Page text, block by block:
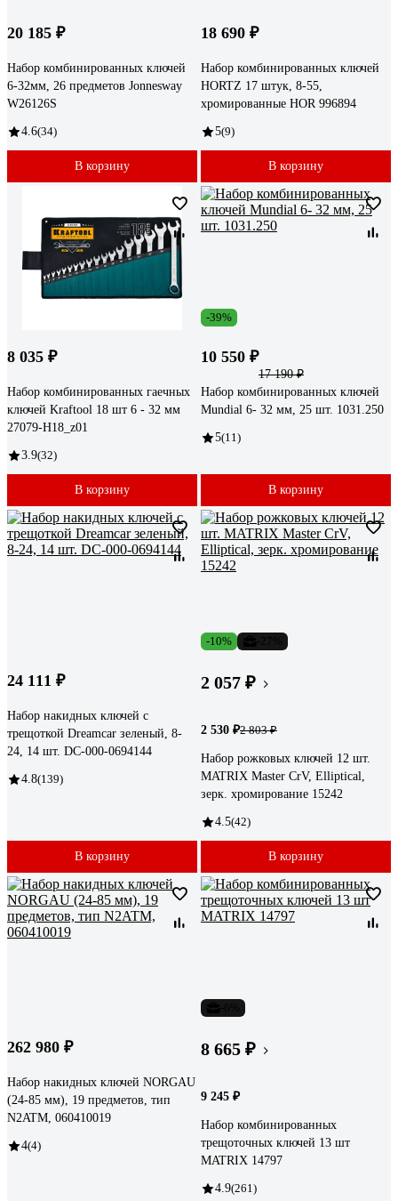
20 185 ₽
Набор комбинированных ключей
6-32мм, 26 предметов Jonnesway
W26126S
4.6(34)
В корзину
18 690 ₽
Набор комбинированных ключей
HORTZ 17 штук, 8-55,
хромированные HOR 996894
5(9)
В корзину
8 035 ₽
Набор комбинированных гаечных
ключей Kraftool 18 шт 6 - 32 мм
27079-H18_z01
3.9(32)
В корзину
-39%
10 550 ₽
17 190 ₽
Набор комбинированных ключей
Mundial 6- 32 мм, 25 шт. 1031.250
5(11)
В корзину
24 111 ₽
Набор накидных ключей с
трещоткой Dreamcar зеленый, 8-
24, 14 шт. DC-000-0694144
4.8(139)
В корзину
-10%
2 057 ₽
2 530 ₽2 803 ₽
Набор рожковых ключей 12 шт.
MATRIX Master CrV, Elliptical,
зерк. хромирование 15242
4.5(42)
В корзину
262 980 ₽
Набор накидных ключей NORGAU
(24-85 мм), 19 предметов, тип
N2ATM, 060410019
4(4)
8 665 ₽
9 245 ₽
Набор комбинированных
трещоточных ключей 13 шт
MATRIX 14797
4.9(261)